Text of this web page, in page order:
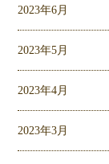
2023年6月
2023年5月
2023年4月
2023年3月